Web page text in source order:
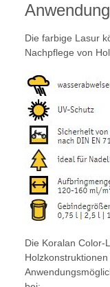
Die farbige Lasur
Nachpflege von
Die Koralan Color-